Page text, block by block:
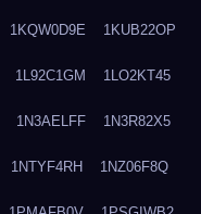
1KQW0D9E 1KUB22OP
1L92C1GM 1LO2KT45
1N3AELFF 1N3R82X5
1NTYF4RH 1NZ06F8Q